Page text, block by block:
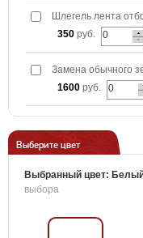
Шлегель лента
350 руб.
Замена обычного
1600 руб.
Выберите цвет
Выбранный цвет:
выбора